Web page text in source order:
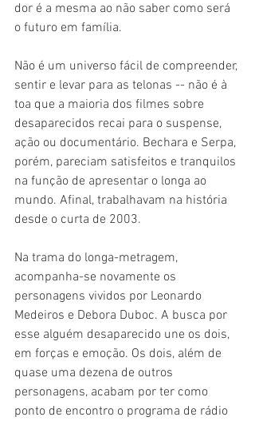
dor é a mesma ao não saber como será
o futuro em família.
Não é um universo fácil de compreender,
sentir e levar para as telonas -- não é à
toa que a maioria dos filmes sobre
desaparecidos recai para o suspense,
ação ou documentário. Bechara e Serpa,
porém, pareciam satisfeitos e tranquilos
na função de apresentar o longa ao
mundo. Afinal, trabalhavam na história
desde o curta de 2003.
Na trama do longa-metragem,
acompanha-se novamente os
personagens vividos por Leonardo
Medeiros e Debora Duboc. A busca por
esse alguém desaparecido une os dois,
em forças e emoção. Os dois, além de
quase uma dezena de outros
personagens, acabam por ter como
ponto de encontro o programa de rádio